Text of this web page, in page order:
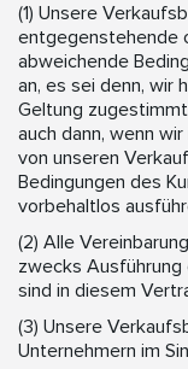
(1) Unsere
entgegenstehende
abweichende
an, es sei denn, wir
Geltung
auch dann, wenn
von unseren
Bedingungen des
vorbehaltlos
(2) Alle
zwecks
sind in diesem
(3) Unsere
Unternehmern im